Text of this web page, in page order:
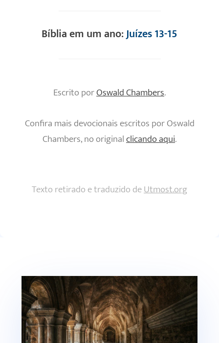
Bíblia em um ano:Juízes 13-15
Escrito porOswald Chambers.
Confira mais devocionais escritos por Oswald
Chambers, no originalclicando aqui.
Texto retirado e traduzido deUtmost.org